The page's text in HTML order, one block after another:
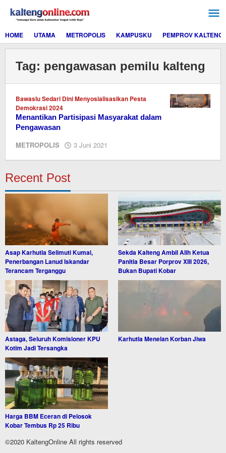
konten
HOME
UTAMA METROPOLIS KAMPUSKU PEMPROV KALTENG
Tag: pengawasan pemilu kalteng
Bawaslu Sedari Dini Menyosialisasikan Pesta
Demokrasi 2024
Menantikan Partisipasi Masyarakat dalam
Pengawasan
METROPOLIS 3 Juni 2021
kaltengonline.com
Recent Post
Asap Karhutla Selimuti Kumai,
Penerbangan Lanud Iskandar
Terancam Terganggu
Sekda Kalteng Ambil Alih Ketua
Panitia Besar Porprov XIII 2026,
Bukan Bupati Kobar
Astaga, Seluruh Komisioner KPU
Kotim Jadi Tersangka
Karhutla Menelan Korban Jiwa
Harga BBM Eceran di Pelosok
Kobar Tembus Rp 25 Ribu
©2020 KaltengOnline All rights reserved